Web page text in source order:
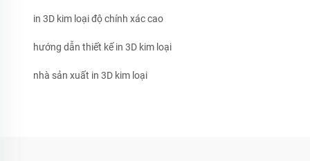
in 3D kim loại độ chính xác cao
hướng dẫn thiết kế in 3D kim loại
nhà sản xuất in 3D kim loại